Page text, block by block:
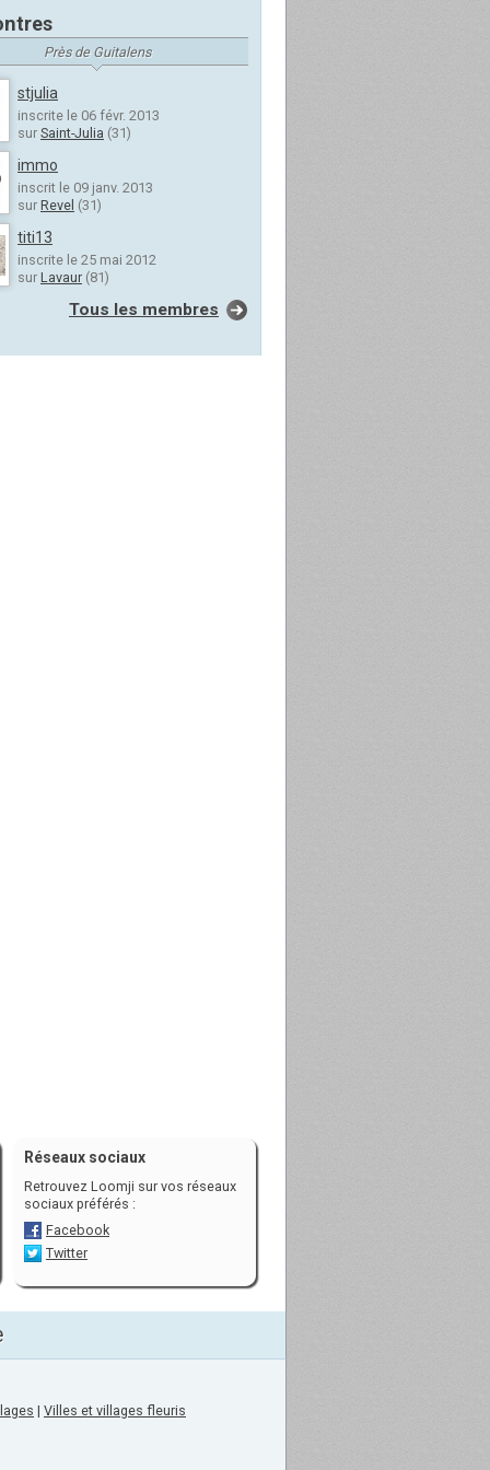
Près de Guitalens
stjulia
inscrite le 06 févr. 2013
sur Saint-Julia (31)
immo
inscrit le 09 janv. 2013
sur Revel (31)
titi13
inscrite le 25 mai 2012
sur Lavaur (81)
Tous les membres
Réseaux sociaux
Retrouvez Loomji sur vos réseaux
sociaux préférés :
Facebook
Twitter
| Villes et villages fleuris